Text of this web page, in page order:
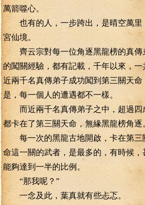
萬箭噬心。
也有的人，一步跨出，是晴空萬里
宮仙境。
齊云宗對每一位角逐黑龍榜的真傳
的闖關經驗，都有記載，千年以來，一
近兩千名真傳弟子成功闖到第三關天命
是，每一個人的遭遇都不一樣。
而近兩千名真傳弟子之中，超過四
都卡在了第三關天命，無緣黑龍榜角逐
每一次的黑龍古地開啟，卡在第三
命這一關的武者，是最多的，有時候，
能夠達到一半的比例。
“那我呢？”
一念及此，葉真就有些忐忑。